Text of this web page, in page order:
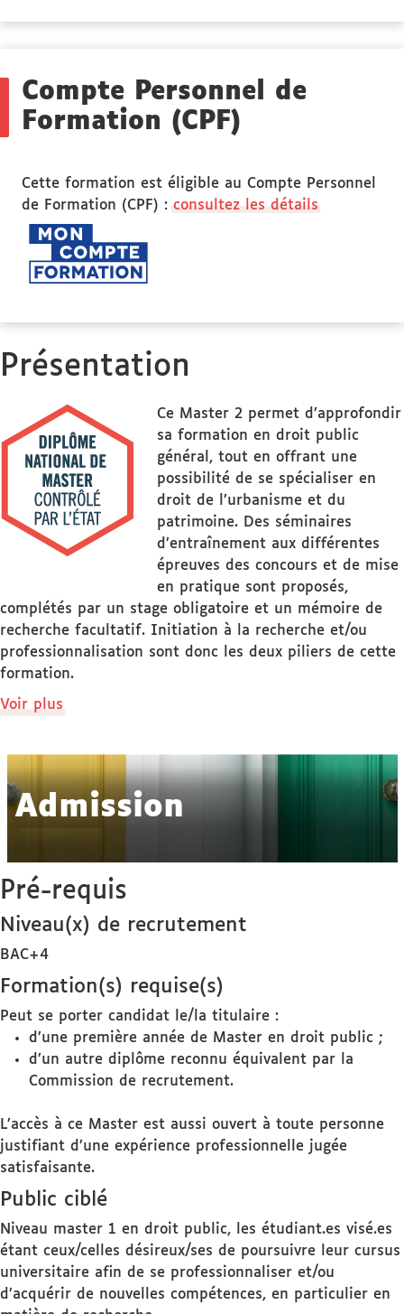
des
Compte Personnel de
Formation (CPF)
Cette formation est éligible au Compte Personnel
de Formation (CPF) : consultez les détails
Présentation
Ce Master 2 permet d’approfondir
sa formation en droit public
général, tout en offrant une
possibilité de se spécialiser en
droit de l’urbanisme et du
patrimoine. Des séminaires
d’entraînement aux différentes
épreuves des concours et de mise
en pratique sont proposés,
complétés par un stage obligatoire et un mémoire de
recherche facultatif. Initiation à la recherche et/ou
professionnalisation sont donc les deux piliers de cette
formation.
Voir plus
Admission
Pré-requis
Niveau(x) de recrutement
BAC+4
Formation(s) requise(s)
Peut se porter candidat le/la titulaire :
d’une première année de Master en droit public ;
d’un autre diplôme reconnu équivalent par la
Commission de recrutement.
L’accès à ce Master est aussi ouvert à toute personne
justifiant d’une expérience professionnelle jugée
satisfaisante.
Public ciblé
Niveau master 1 en droit public, les étudiant.es visé.es
étant ceux/celles désireux/ses de poursuivre leur cursus
universitaire afin de se professionnaliser et/ou
d’acquérir de nouvelles compétences, en particulier en